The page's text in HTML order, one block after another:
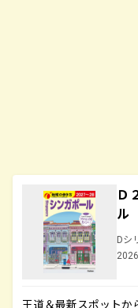
Ｄ
ル
Dシ
王道＆最新スポット